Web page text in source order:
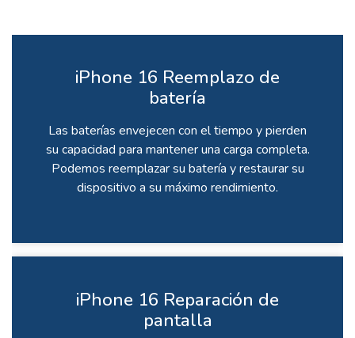
iPhone 16 Reemplazo de
batería
Las baterías envejecen con el tiempo y pierden
su capacidad para mantener una carga completa.
Podemos reemplazar su batería y restaurar su
dispositivo a su máximo rendimiento.
iPhone 16 Reparación de
pantalla